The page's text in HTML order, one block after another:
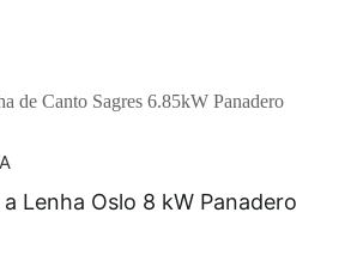
de Canto Sagres 6.85kW Panadero